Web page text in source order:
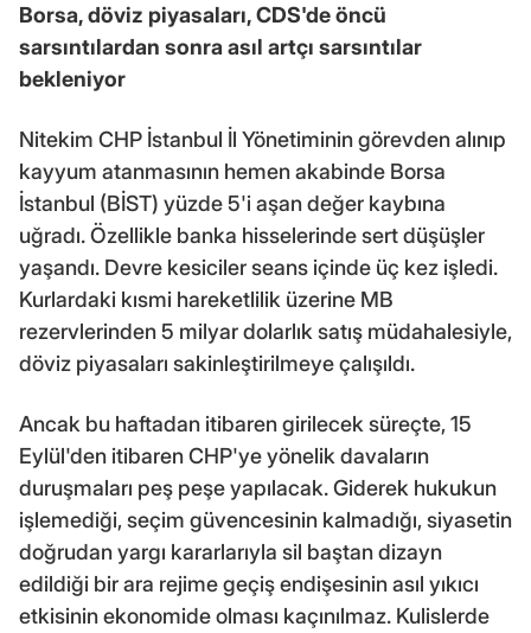
Borsa, döviz piyasaları, CDS'de öncü
sarsıntılardan sonra asıl artçı sarsıntılar
bekleniyor
Nitekim CHP İstanbul İl Yönetiminin görevden alınıp
kayyum atanmasının hemen akabinde Borsa
İstanbul (BİST) yüzde 5'i aşan değer kaybına
uğradı. Özellikle banka hisselerinde sert düşüşler
yaşandı. Devre kesiciler seans içinde üç kez işledi.
Kurlardaki kısmi hareketlilik üzerine MB
rezervlerinden 5 milyar dolarlık satış müdahalesiyle,
döviz piyasaları sakinleştirilmeye çalışıldı.
Ancak bu haftadan itibaren girilecek süreçte, 15
Eylül'den itibaren CHP'ye yönelik davaların
duruşmaları peş peşe yapılacak. Giderek hukukun
işlemediği, seçim güvencesinin kalmadığı, siyasetin
doğrudan yargı kararlarıyla sil baştan dizayn
edildiği bir ara rejime geçiş endişesinin asıl yıkıcı
etkisinin ekonomide olması kaçınılmaz. Kulislerde